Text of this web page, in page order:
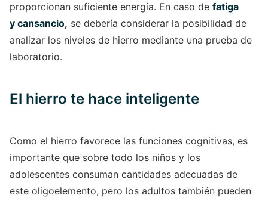
proporcionan suficiente energía. En caso de fatiga
y cansancio, se debería considerar la posibilidad de
analizar los niveles de hierro mediante una prueba de
laboratorio.
El hierro te hace inteligente
Como el hierro favorece las funciones cognitivas, es
importante que sobre todo los niños y los
adolescentes consuman cantidades adecuadas de
este oligoelemento, pero los adultos también pueden